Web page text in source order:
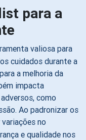
para a
valiosa para
cuidados durante a
a melhoria da
impacta
como
Ao padronizar os
no
e qualidade nos